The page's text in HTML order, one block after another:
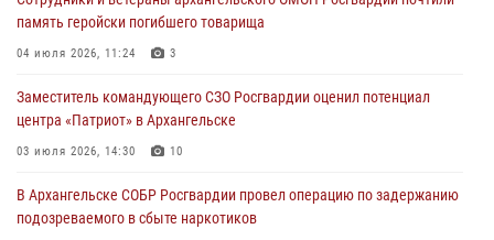
память геройски погибшего товарища
04 июля 2026, 11:24 3
Заместитель командующего СЗО Росгвардии оценил потенциал
центра «Патриот» в Архангельске
03 июля 2026, 14:30 10
В Архангельске СОБР Росгвардии провел операцию по задержанию
подозреваемого в сбыте наркотиков